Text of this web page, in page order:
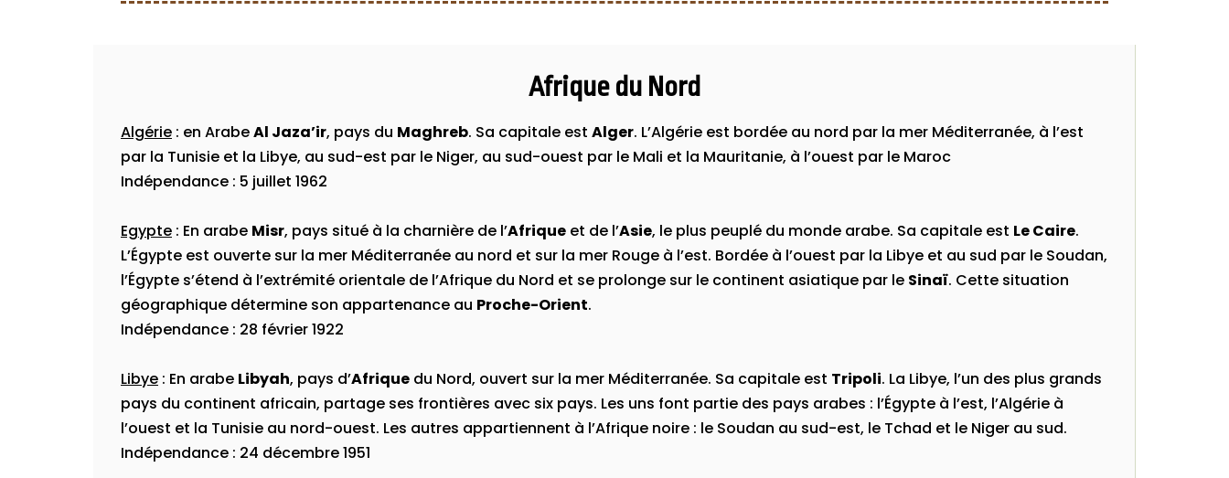
Afrique du Nord
Algérie : en ArabeAl Jaza’ir, pays du Maghreb. Sa capitale est Alger. L’Algérie est bordée au nord par la mer Méditerranée, à l’est
par la Tunisie et la Libye, au sud-est par le Niger, au sud-ouest par le Mali et la Mauritanie, à l’ouest par le Maroc
Indépendance : 5 juillet 1962
Egypte : En arabe Misr, pays situé à la charnière de l’Afrique et de l’Asie, le plus peuplé du monde arabe. Sa capitale est Le Caire.
L’Égypte est ouverte sur la mer Méditerranée au nord et sur la mer Rouge à l’est. Bordée à l’ouest par la Libye et au sud par le Soudan,
l’Égypte s’étend à l’extrémité orientale de l’Afrique du Nord et se prolonge sur le continent asiatique par le Sinaï. Cette situation
géographique détermine son appartenance au Proche-Orient.
Indépendance : 28 février 1922
Libye : En arabe Libyah, pays d’Afrique du Nord, ouvert sur la mer Méditerranée. Sa capitale est Tripoli. La Libye, l’un des plus grands
pays du continent africain, partage ses frontières avec six pays. Les uns font partie des pays arabes : l’Égypte à l’est, l’Algérie à
l’ouest et la Tunisie au nord-ouest. Les autres appartiennent à l’Afrique noire : le Soudan au sud-est, le Tchad et le Niger au sud.
Indépendance : 24 décembre 1951